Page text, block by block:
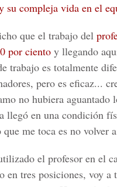
su compleja vida en el
que el trabajo del
por ciento y llegando
trabajo es totalmente
pero es eficaz...
no hubiera aguantado
llegó en una condición
me toca es no volver
el profesor en el
en tres posiciones, voy a